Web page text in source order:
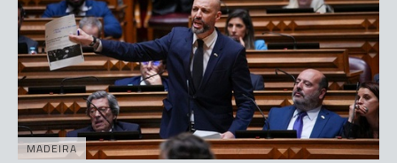
MADEIRA